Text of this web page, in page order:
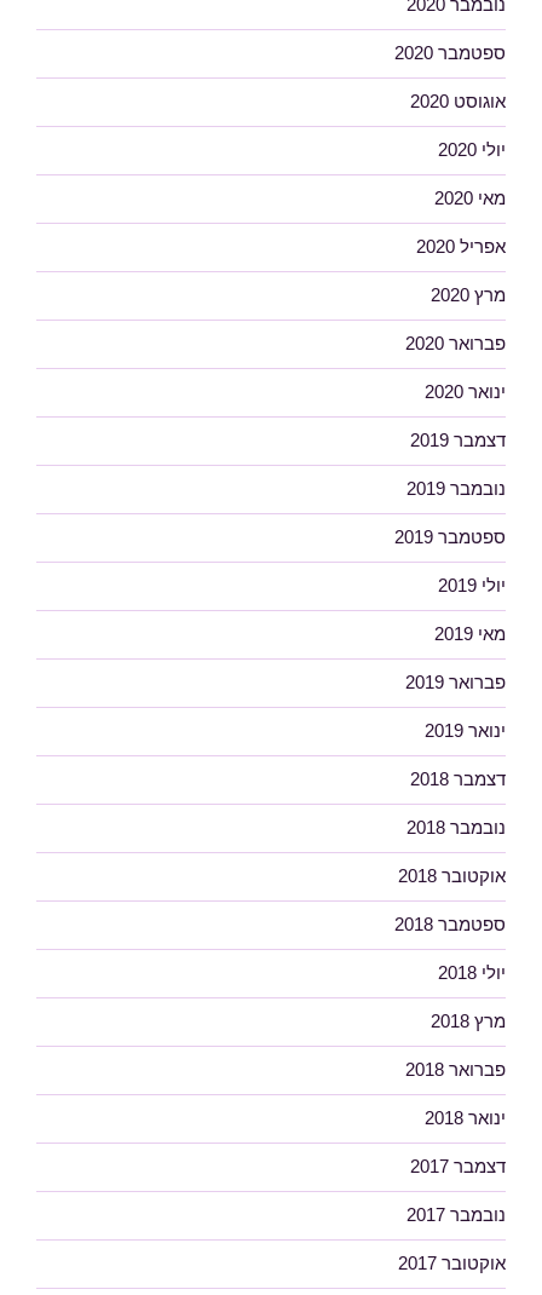
נובמבר 2020
ספטמבר 2020
אוגוסט 2020
יולי 2020
מאי 2020
אפריל 2020
מרץ 2020
פברואר 2020
ינואר 2020
דצמבר 2019
נובמבר 2019
ספטמבר 2019
יולי 2019
מאי 2019
פברואר 2019
ינואר 2019
דצמבר 2018
נובמבר 2018
אוקטובר 2018
ספטמבר 2018
יולי 2018
מרץ 2018
פברואר 2018
ינואר 2018
דצמבר 2017
נובמבר 2017
אוקטובר 2017